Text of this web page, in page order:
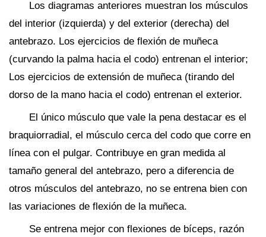
Los diagramas anteriores muestran los músculos
del interior (izquierda) y del exterior (derecha) del
antebrazo. Los ejercicios de flexión de muñeca
(curvando la palma hacia el codo) entrenan el interior;
Los ejercicios de extensión de muñeca (tirando del
dorso de la mano hacia el codo) entrenan el exterior.
El único músculo que vale la pena destacar es el
braquiorradial, el músculo cerca del codo que corre en
línea con el pulgar. Contribuye en gran medida al
tamaño general del antebrazo, pero a diferencia de
otros músculos del antebrazo, no se entrena bien con
las variaciones de flexión de la muñeca.
Se entrena mejor con flexiones de bíceps, razón